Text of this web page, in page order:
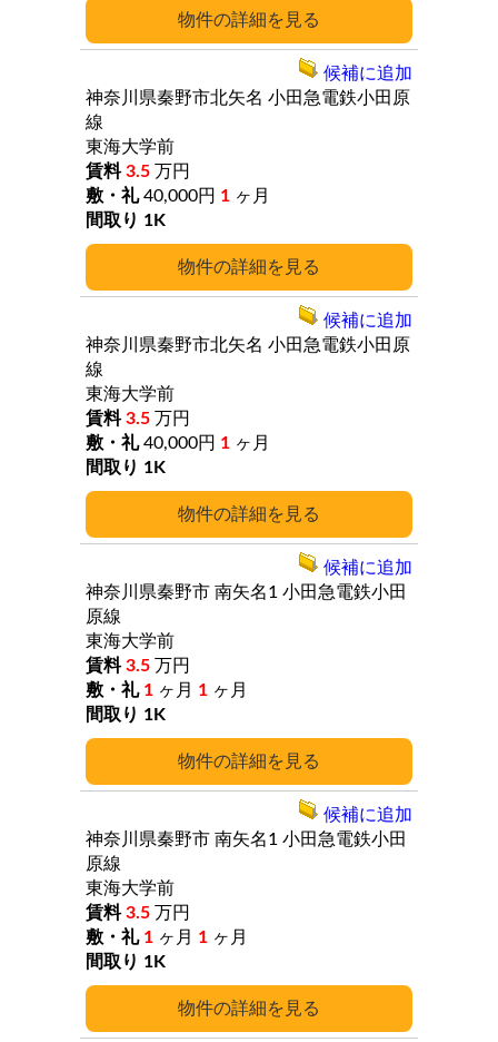
詳細
詳細
神奈川県秦野市北矢名 小田急電鉄小田原
線
東海大学前
3.5 万円
40,000円 1 ヶ月
1K
候補に追加
詳細
神奈川県秦野市北矢名 小田急電鉄小田原
線
東海大学前
3.5 万円
40,000円 1 ヶ月
1K
候補に追加
詳細
神奈川県秦野市 南矢名1 小田急電鉄小田
原線
東海大学前
3.5 万円
1 ヶ月 1 ヶ月
1K
候補に追加
詳細
神奈川県秦野市 南矢名1 小田急電鉄小田
原線
東海大学前
3.5 万円
1 ヶ月 1 ヶ月
1K
候補に追加